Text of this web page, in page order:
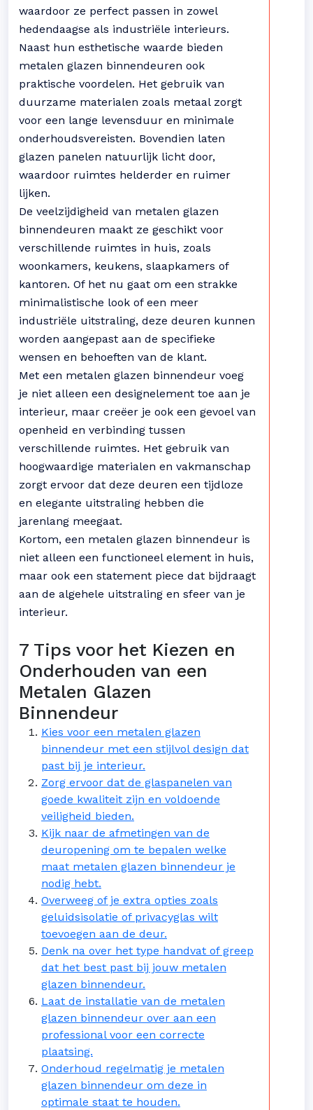
waardoor ze perfect passen in zowel
hedendaagse als industriële interieurs.
Naast hun esthetische waarde bieden
metalen glazen binnendeuren ook
praktische voordelen. Het gebruik van
duurzame materialen zoals metaal zorgt
voor een lange levensduur en minimale
onderhoudsvereisten. Bovendien laten
glazen panelen natuurlijk licht door,
waardoor ruimtes helderder en ruimer
lijken.
De veelzijdigheid van metalen glazen
binnendeuren maakt ze geschikt voor
verschillende ruimtes in huis, zoals
woonkamers, keukens, slaapkamers of
kantoren. Of het nu gaat om een strakke
minimalistische look of een meer
industriële uitstraling, deze deuren kunnen
worden aangepast aan de specifieke
wensen en behoeften van de klant.
Met een metalen glazen binnendeur voeg
je niet alleen een designelement toe aan je
interieur, maar creëer je ook een gevoel van
openheid en verbinding tussen
verschillende ruimtes. Het gebruik van
hoogwaardige materialen en vakmanschap
zorgt ervoor dat deze deuren een tijdloze
en elegante uitstraling hebben die
jarenlang meegaat.
Kortom, een metalen glazen binnendeur is
niet alleen een functioneel element in huis,
maar ook een statement piece dat bijdraagt
aan de algehele uitstraling en sfeer van je
interieur.
7 Tips voor het Kiezen en
Onderhouden van een
Metalen Glazen
Binnendeur
Kies voor een metalen glazen
binnendeur met een stijlvol design dat
past bij je interieur.
Zorg ervoor dat de glaspanelen van
goede kwaliteit zijn en voldoende
veiligheid bieden.
Kijk naar de afmetingen van de
deuropening om te bepalen welke
maat metalen glazen binnendeur je
nodig hebt.
Overweeg of je extra opties zoals
geluidsisolatie of privacyglas wilt
toevoegen aan de deur.
Denk na over het type handvat of greep
dat het best past bij jouw metalen
glazen binnendeur.
Laat de installatie van de metalen
glazen binnendeur over aan een
professional voor een correcte
plaatsing.
Onderhoud regelmatig je metalen
glazen binnendeur om deze in
optimale staat te houden.